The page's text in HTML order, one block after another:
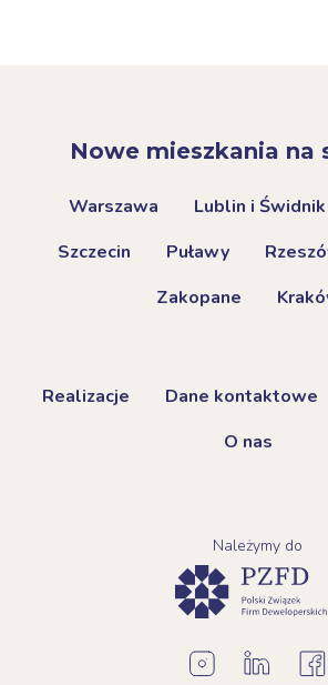
Nowe mieszkania na
Warszawa Lublin i Świdnik
Szczecin
Puławy
Zakopane
Realizacje Dane kontaktowe
O nas
Należymy do